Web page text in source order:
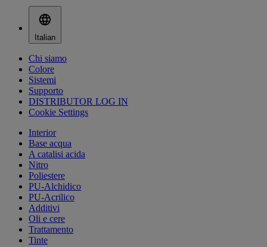
Italian
Chi siamo
Colore
Sistemi
Supporto
DISTRIBUTOR LOG IN
Cookie Settings
Interior
Base acqua
A catalisi acida
Nitro
Poliestere
PU-Alchidico
PU-Acrilico
Additivi
Oli e cere
Trattamento
Tinte